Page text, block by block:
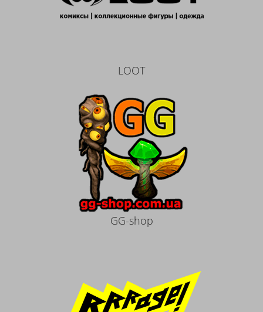
LOOT
GG-shop